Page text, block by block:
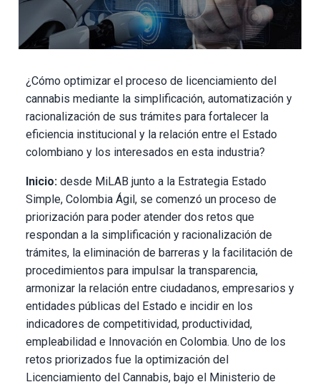
¿Cómo optimizar el proceso de licenciamiento del
cannabis mediante la simplificación, automatización y
racionalización de sus trámites para fortalecer la
eficiencia institucional y la relación entre el Estado
colombiano y los interesados en esta industria?
Inicio: desde MiLAB junto a la Estrategia Estado
Simple, Colombia Ágil, se comenzó un proceso de
priorización para poder atender dos retos que
respondan a la simplificación y racionalización de
trámites, la eliminación de barreras y la facilitación de
procedimientos para impulsar la transparencia,
armonizar la relación entre ciudadanos, empresarios y
entidades públicas del Estado e incidir en los
indicadores de competitividad, productividad,
empleabilidad e Innovación en Colombia. Uno de los
retos priorizados fue la optimización del
Licenciamiento del Cannabis, bajo el Ministerio de